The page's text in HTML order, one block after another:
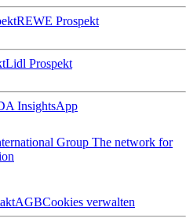
REWE Prospekt
Lidl Prospekt
InsightsApp
Group The network for
AGBCookies verwalten